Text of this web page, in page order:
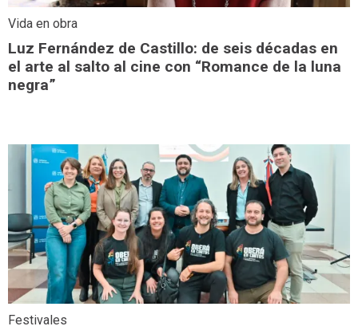
Vida en obra
Luz Fernández de Castillo: de seis décadas en
el arte al salto al cine con “Romance de la luna
negra”
Festivales